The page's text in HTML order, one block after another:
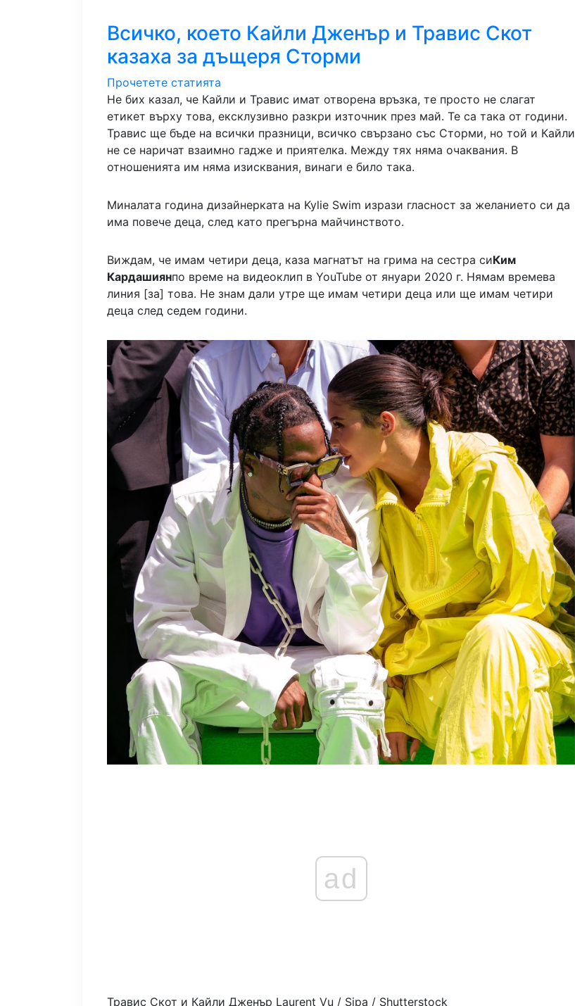
Всичко, което Кайли Дженър и Травис Скот
казаха за дъщеря Сторми
Прочетете статията
Не бих казал, че Кайли и Травис имат отворена връзка, те просто не слагат
етикет върху това, ексклузивно разкри източник през май. Те са така от години.
Травис ще бъде на всички празници, всичко свързано със Сторми, но той и Кайли
не се наричат ​​взаимно гадже и приятелка. Между тях няма очаквания. В
отношенията им няма изисквания, винаги е било така.
Миналата година дизайнерката на Kylie Swim изрази гласност за желанието си да
има повече деца, след като прегърна майчинството.
Виждам, че имам четири деца, каза магнатът на грима на сестра сиКим
Кардашиянпо време на видеоклип в YouTube от януари 2020 г. Нямам времева
линия [за] това. Не знам дали утре ще имам четири деца или ще имам четири
деца след седем години.
ad
Травис Скот и Кайли Дженър Laurent Vu / Sipa / Shutterstock